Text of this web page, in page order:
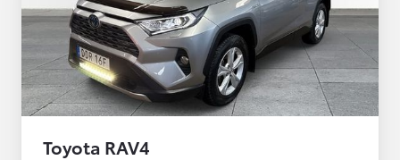
Toyota RAV4